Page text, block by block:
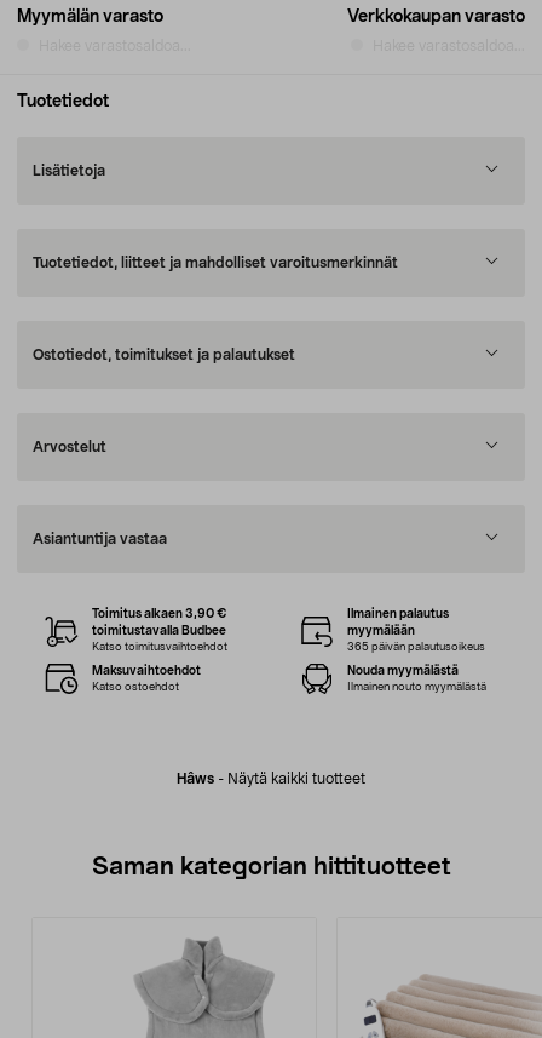
Myymälän varasto Verkkokaupan varasto
Tuotetiedot
Lisätietoja
Tuotetiedot, liitteet ja mahdolliset varoitusmerkinnät
Ostotiedot, toimitukset ja palautukset
Arvostelut
Asiantuntija vastaa
Hâws - Näytä kaikki tuotteet
Toimitus alkaen 3,90 €
toimitustavalla Budbee
Katso toimitusvaihtoehdot
Ilmainen palautus
myymälään
365 päivän palautusoikeus
Maksuvaihtoehdot
Katso ostoehdot
Nouda myymälästä
Ilmainen nouto myymälästä
Saman kategorian hittituotteet